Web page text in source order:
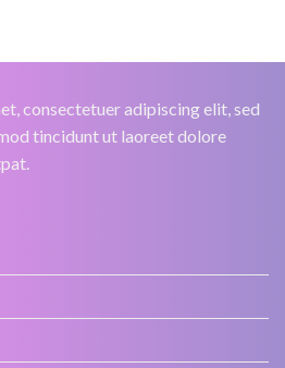
consectetuer adipiscing elit, sed
tincidunt ut laoreet dolore